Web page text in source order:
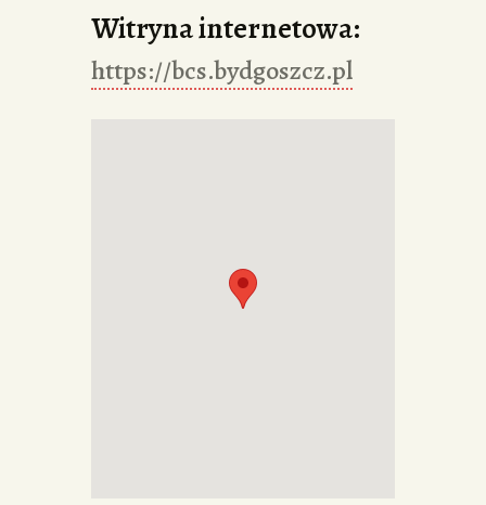
Witryna internetowa:
https://bcs.bydgoszcz.pl